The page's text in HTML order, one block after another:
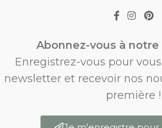
Abonnez-vous à
Enregistrez-vous pour
newsletter et recevoir nos
première !